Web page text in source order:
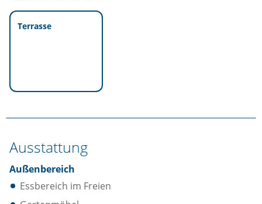
Terrasse
Ausstattung
Außenbereich
Essbereich im Freien